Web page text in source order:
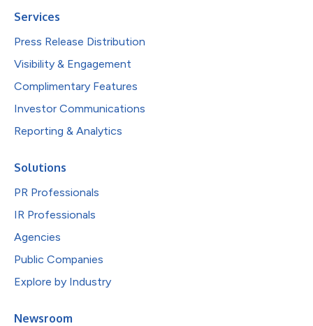
Services
Press Release Distribution
Visibility & Engagement
Complimentary Features
Investor Communications
Reporting & Analytics
Solutions
PR Professionals
IR Professionals
Agencies
Public Companies
Explore by Industry
Newsroom